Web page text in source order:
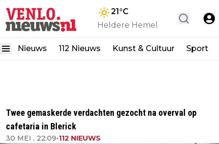
21°C
Heldere Hemel
Nieuws 112 Nieuws Kunst & Cultuur Sport
Twee gemaskerde verdachten gezocht na overval op
cafetaria in Blerick
30 MEI , 22:09•112 NIEUWS